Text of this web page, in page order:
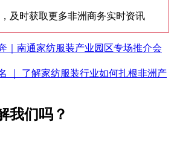
及时获取更多非洲商务实时资讯
｜南通家纺服装产业园区专场推介会
｜ 了解家纺服装行业如何扎根非洲产
我们吗？